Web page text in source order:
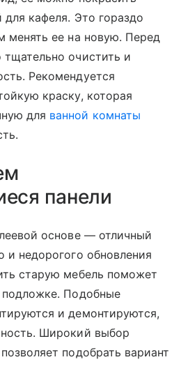
кафеля. Это гораздо
менять ее на новую. Перед
очистить и
Рекомендуется
краску, которая
для ванной комнаты
панели
основе — отличный
и недорогого обновления
старую мебель поможет
подложке. Подобные
и демонтируются,
Широкий выбор
подобрать вариант